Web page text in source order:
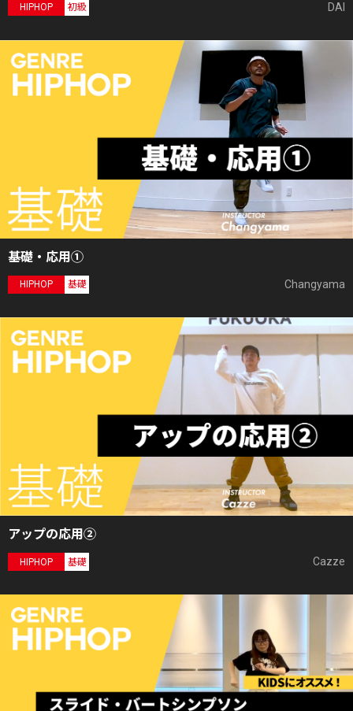
HIPHOP 初級 DAI
基礎・応用①
HIPHOP 基礎 Changyama
アップの応用②
HIPHOP 基礎 Cazze